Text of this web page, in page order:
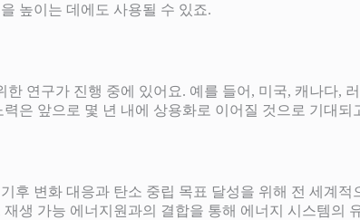
높이는 데에도 사용될 수 있죠.
연구가 진행 중에 있어요. 예를 들어, 미국, 캐나다,
은 앞으로 몇 년 내에 상용화로 이어질 것으로 기대되
후 변화 대응과 탄소 중립 목표 달성을 위해 전 세계
생 가능 에너지원과의 결합을 통해 에너지 시스템의